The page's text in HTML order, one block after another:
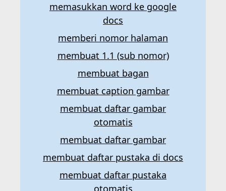
memasukkan word ke google
docs
memberi nomor halaman
membuat 1.1 (sub nomor)
membuat bagan
membuat caption gambar
membuat daftar gambar
otomatis
membuat daftar gambar
membuat daftar pustaka di docs
membuat daftar pustaka
otomatis